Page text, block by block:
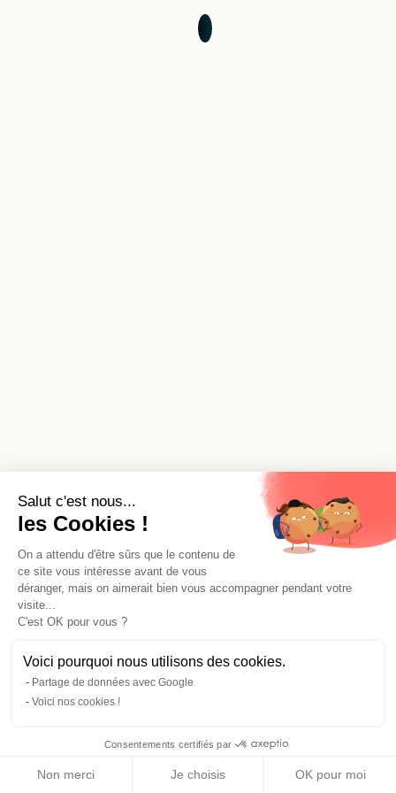
Salut c'est nous...
les Cookies !
On a attendu d'être sûrs que le contenu de
ce site vous intéresse avant de vous
déranger, mais on aimerait bien vous accompagner pendant votre
visite...
C'est OK pour vous ?
Voici pourquoi nous utilisons des cookies.
Partage de données avec Google
Voici nos cookies !
Consentements certifiés par
Non merci Je choisis OK pour moi